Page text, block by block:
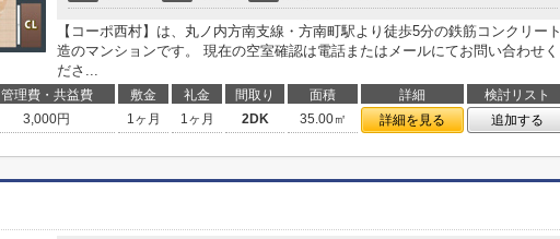
【コーポ西村】は、丸ノ内方南支線・方南町駅より徒歩5分の鉄筋コンクリート
造のマンションです。 現在の空室確認は電話またはメールにてお問い合わせく
ださ...
管理費・共益費 敷金 礼金 間取り 面積 詳細
検討リスト
3,000円 1ヶ月 1ヶ月 2DK 35.00㎡ 詳細を見る 追加する